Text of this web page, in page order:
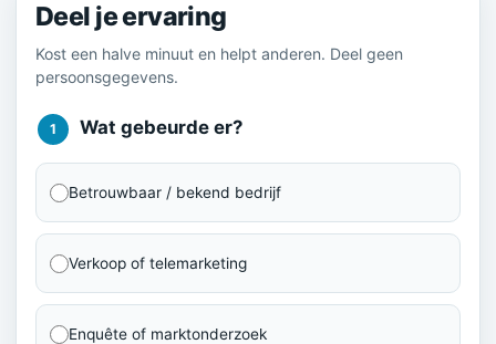
Deel je ervaring
Kost een halve minuut en helpt anderen. Deel geen
persoonsgegevens.
1 Wat gebeurde er?
Betrouwbaar / bekend bedrijf
Verkoop of telemarketing
Enquête of marktonderzoek